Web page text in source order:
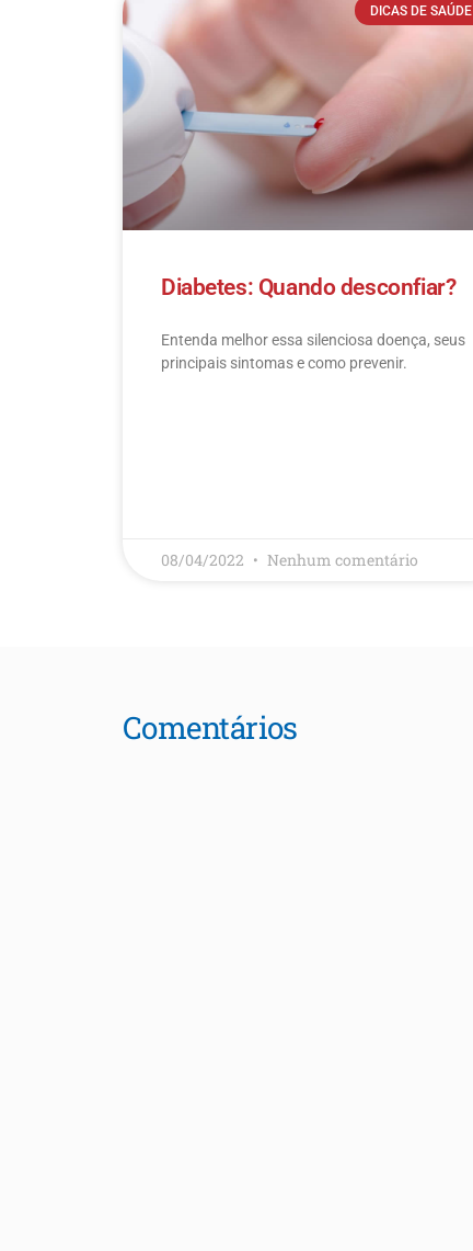
DICAS DE SAÚDE
Diabetes: Quando desconfiar?
Entenda melhor essa silenciosa doença, seus
principais sintomas e como prevenir.
08/04/2022 Nenhum comentário
Comentários